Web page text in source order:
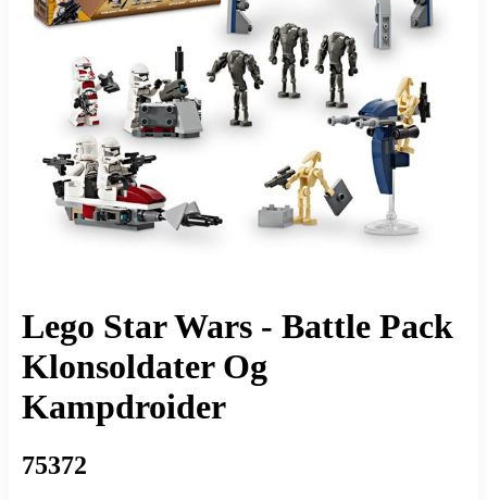
Lego Star Wars - Battle Pack
Klonsoldater Og
Kampdroider
75372